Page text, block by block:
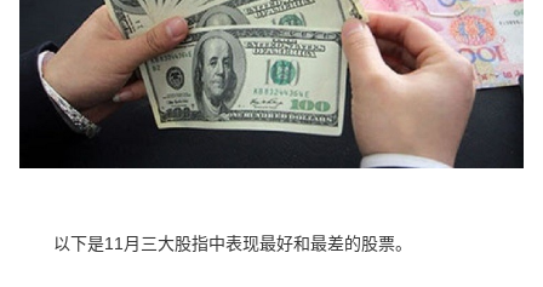
以下是11月三大股指中表现最好和最差的股票。